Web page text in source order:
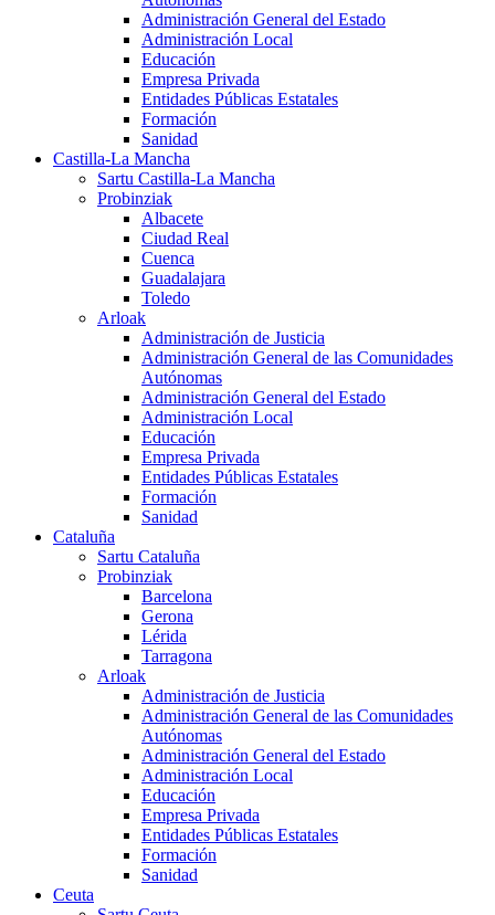
Administración General del Estado
Administración Local
Educación
Empresa Privada
Entidades Públicas Estatales
Formación
Sanidad
Castilla-La Mancha
Sartu Castilla-La Mancha
Probinziak
Albacete
Ciudad Real
Cuenca
Guadalajara
Toledo
Arloak
Administración de Justicia
Administración General de las Comunidades
Autónomas
Administración General del Estado
Administración Local
Educación
Empresa Privada
Entidades Públicas Estatales
Formación
Sanidad
Cataluña
Sartu Cataluña
Probinziak
Barcelona
Gerona
Lérida
Tarragona
Arloak
Administración de Justicia
Administración General de las Comunidades
Autónomas
Administración General del Estado
Administración Local
Educación
Empresa Privada
Entidades Públicas Estatales
Formación
Sanidad
Ceuta